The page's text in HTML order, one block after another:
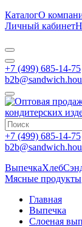
КаталогО
Личный кабинет
+7 (499) 685-14-75
+7 (499) 685-14-75
ВыпечкаХлеб
Мясные продукты
Главная
Выпечка
Слоеная